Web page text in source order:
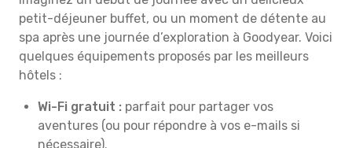
petit-déjeuner buffet, ou un moment de détente au
spa après une journée d’exploration à Goodyear. Voici
quelques équipements proposés par les meilleurs
hôtels :
Wi-Fi gratuit : parfait pour partager vos
aventures (ou pour répondre à vos e-mails si
nécessaire).